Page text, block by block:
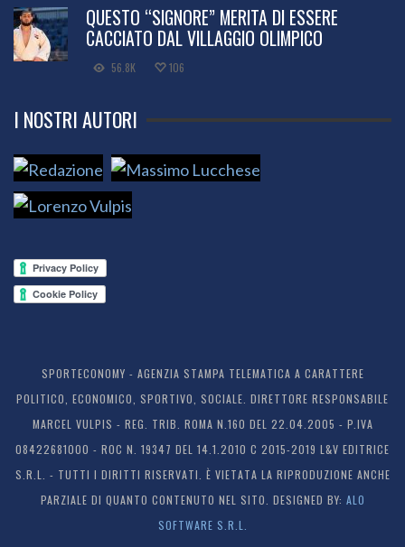
QUESTO “SIGNORE” MERITA DI ESSERE
CACCIATO DAL VILLAGGIO OLIMPICO
56.8K 106
I NOSTRI AUTORI
SPORTECONOMY - AGENZIA STAMPA TELEMATICA A CARATTERE
POLITICO, ECONOMICO, SPORTIVO, SOCIALE. DIRETTORE RESPONSABILE
MARCEL VULPIS - REG. TRIB. ROMA N.160 DEL 22.04.2005 - P.IVA
08422681000 - ROC N. 19347 DEL 14.1.2010 C 2015-2019 L&V EDITRICE
S.R.L. - TUTTI I DIRITTI RISERVATI. È VIETATA LA RIPRODUZIONE ANCHE
PARZIALE DI QUANTO CONTENUTO NEL SITO. DESIGNED BY: ALO
SOFTWARE S.R.L.